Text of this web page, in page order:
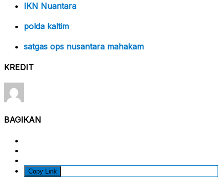
IKN Nuantara
polda kaltim
satgas ops nusantara mahakam
KREDIT
BAGIKAN
Copy Link